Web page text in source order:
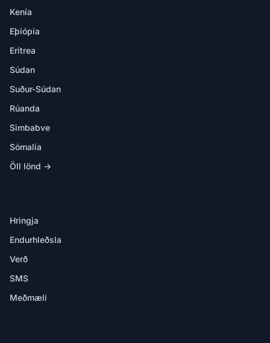
Kenía
Eþíópía
Erítrea
Súdan
Suður-Súdan
Rúanda
Simbabve
Sómalía
Öll lönd →
Hringja
Endurhleðsla
Verð
SMS
Meðmæli